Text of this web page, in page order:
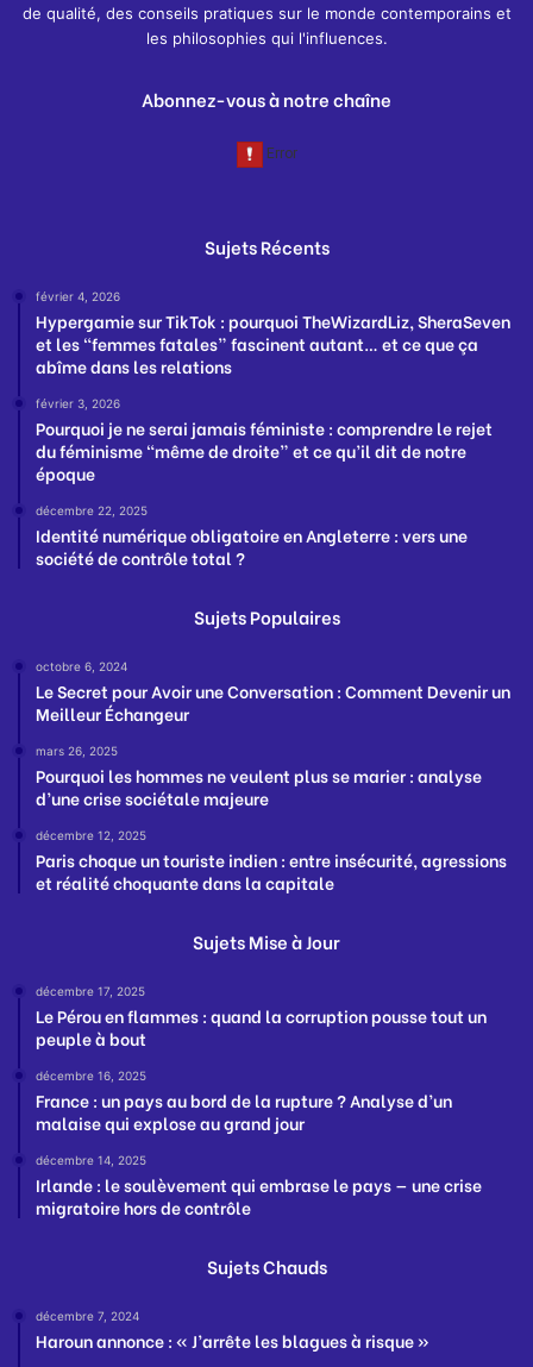
de qualité, des conseils pratiques sur le monde contemporains et
les philosophies qui l'influences.
Abonnez-vous à notre chaîne
Sujets Récents
février 4, 2026
Hypergamie sur TikTok : pourquoi TheWizardLiz, SheraSeven
et les “femmes fatales” fascinent autant… et ce que ça
abîme dans les relations
février 3, 2026
Pourquoi je ne serai jamais féministe : comprendre le rejet
du féminisme “même de droite” et ce qu’il dit de notre
époque
décembre 22, 2025
Identité numérique obligatoire en Angleterre : vers une
société de contrôle total ?
Sujets Populaires
octobre 6, 2024
Le Secret pour Avoir une Conversation : Comment Devenir un
Meilleur Échangeur
mars 26, 2025
Pourquoi les hommes ne veulent plus se marier : analyse
d’une crise sociétale majeure
décembre 12, 2025
Paris choque un touriste indien : entre insécurité, agressions
et réalité choquante dans la capitale
Sujets Mise à Jour
décembre 17, 2025
Le Pérou en flammes : quand la corruption pousse tout un
peuple à bout
décembre 16, 2025
France : un pays au bord de la rupture ? Analyse d’un
malaise qui explose au grand jour
décembre 14, 2025
Irlande : le soulèvement qui embrase le pays — une crise
migratoire hors de contrôle
Sujets Chauds
décembre 7, 2024
Haroun annonce : « J’arrête les blagues à risque »